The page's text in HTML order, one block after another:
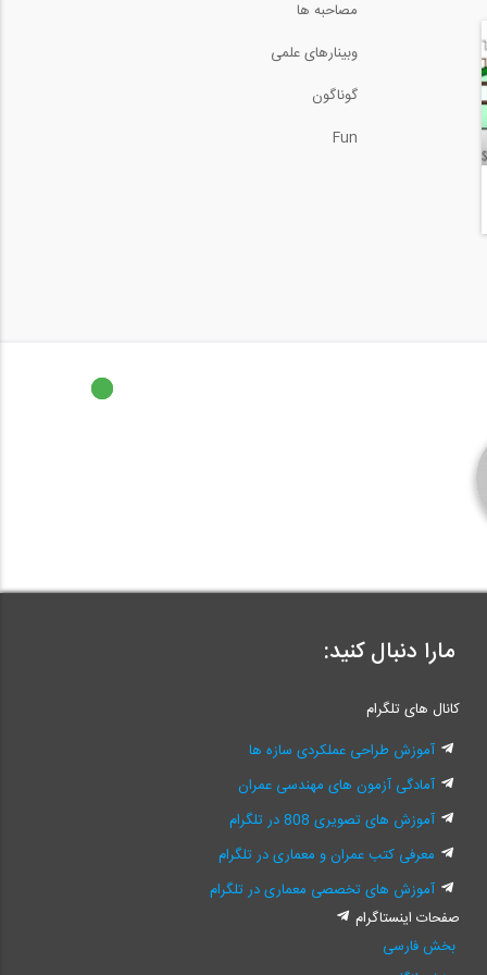
مصاحبه ها
وبینارهای علمی
گوناگون
Fun
مارا دنبال کنید:
کانال های تلگرام
آموزش طراحی عملکردی سازه ها
آمادگی آزمون های مهندسی عمران
آموزش های تصویری 808 در تلگرام
معرفی کتب عمران و معماری در تلگرام
آموزش های تخصصی معماری در تلگرام
صفحات اینستاگرام
بخش فارسی